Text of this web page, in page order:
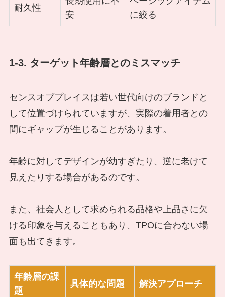
耐久性
安
に絞る
1-3. ターゲット年齢層とのミスマッチ
センスオブプレイスは若い世代向けのブランドと
して位置づけられていますが、実際の着用者との
間にギャップが生じることがあります。
年齢に対してデザインが幼すぎたり、逆に老けて
見えたりする場合があるのです。
また、社会人として求められる品格や上品さに欠
ける印象を与えることもあり、TPOに合わない場
面も出てきます。
年齢層の課
題
具体的な問題 解決アプローチ